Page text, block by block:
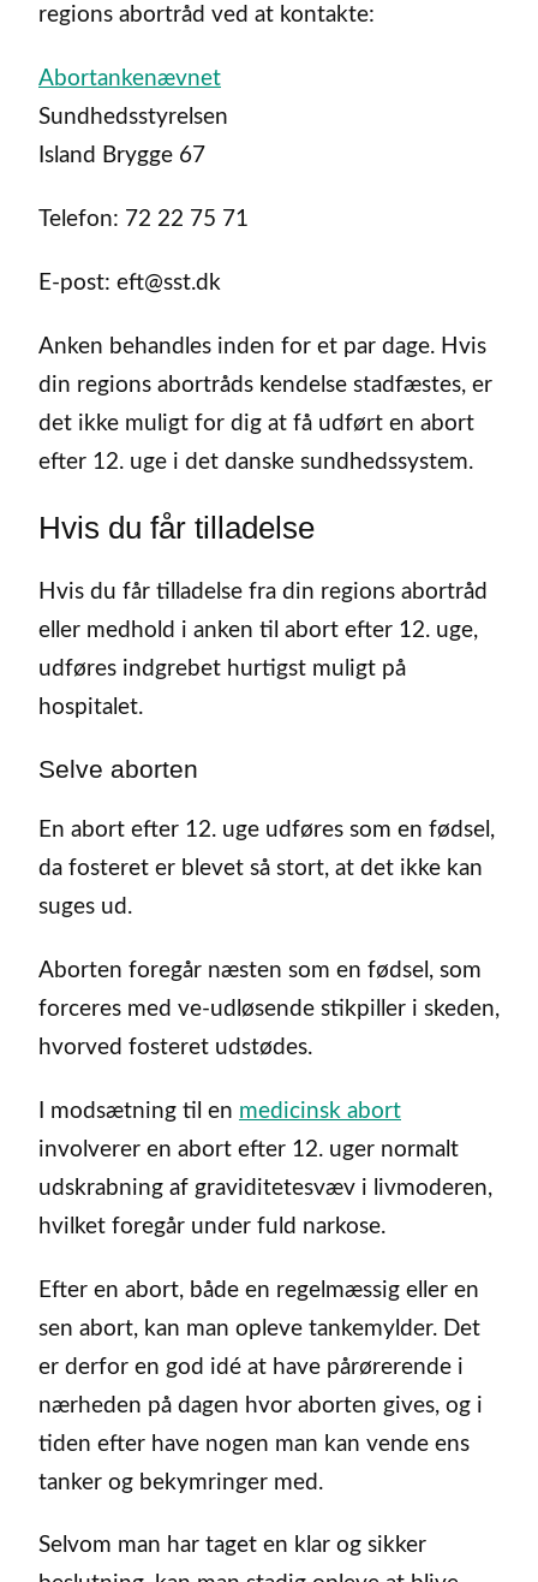
regions abortråd ved at kontakte:
Abortankenævnet
Sundhedsstyrelsen
Island Brygge 67
Telefon: 72 22 75 71
E-post: eft@sst.dk
Anken behandles inden for et par dage. Hvis
din regions abortråds kendelse stadfæstes, er
det ikke muligt for dig at få udført en abort
efter 12. uge i det danske sundhedssystem.
Hvis du får tilladelse
Hvis du får tilladelse fra din regions abortråd
eller medhold i anken til abort efter 12. uge,
udføres indgrebet hurtigst muligt på
hospitalet.
Selve aborten
En abort efter 12. uge udføres som en fødsel,
da fosteret er blevet så stort, at det ikke kan
suges ud.
Aborten foregår næsten som en fødsel, som
forceres med ve-udløsende stikpiller i skeden,
hvorved fosteret udstødes.
I modsætning til en medicinsk abort
involverer en abort efter 12. uger normalt
udskrabning af graviditetesvæv i livmoderen,
hvilket foregår under fuld narkose.
Efter en abort, både en regelmæssig eller en
sen abort, kan man opleve tankemylder. Det
er derfor en god idé at have pårørerende i
nærheden på dagen hvor aborten gives, og i
tiden efter have nogen man kan vende ens
tanker og bekymringer med.
Selvom man har taget en klar og sikker